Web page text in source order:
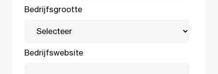
Bedrijfsgrootte
Bedrijfswebsite